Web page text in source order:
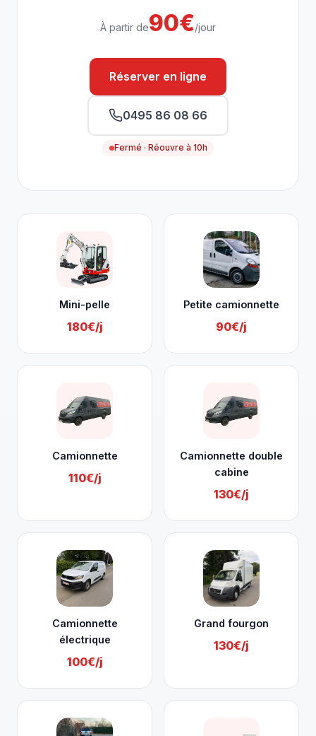
À partir de90€/jour
Réserver en ligne
0495 86 08 66
Fermé · Réouvre à 10h
Mini-pelle
180€/j
Petite camionnette
90€/j
Camionnette
110€/j
Camionnette double
cabine
130€/j
Camionnette
électrique
100€/j
Grand fourgon
130€/j